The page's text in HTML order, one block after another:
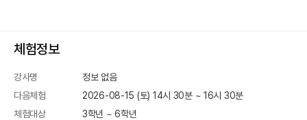
체험정보
강사명
정보 없음
다음체험
2026-08-15 (토) 14시 30분~ 16시 30분
체험대상
3학년 ~ 6학년